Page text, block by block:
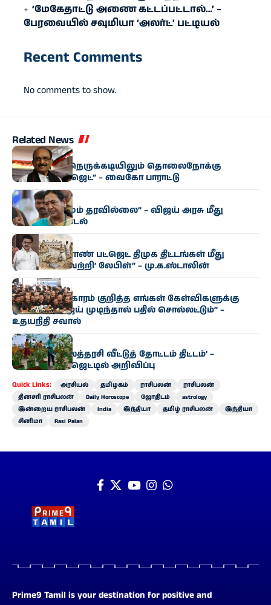
‘மேகேதாட்டு அணை கட்டப்பட்டால்…’ –
பேரவையில் சவுமியா ‘அலர்ட்’ பட்டியல்
Recent Comments
No comments to show.
Related News
அரசியல்
“மிகுந்த நிதி நெருக்கடியிலும் தொலைநோக்கு
வேளாண் பட்ஜெட்” – வைகோ பாராட்டு
அரசியல்
“எந்த மாற்றமும் தரவில்லை” – விஜய் அரசு மீது
பிரேமலதா சாடல்
அரசியல்
“தமிழக வேளாண் பட்ஜெட் திமுக திட்டங்கள் மீது
ஒட்டப்பட்ட ‘வெற்றி’ லேபிள்” – மு.க.ஸ்டாலின்
அரசியல்
“காவிரி விவகாரம் குறித்த எங்கள் கேள்விகளுக்கு
முதல்வர் விஜய் முடிந்தால் பதில் சொல்லட்டும்” –
உதயநிதி சவால்
அரசியல்
‘வெற்றி இல்லத்தரசி வீட்டுத் தோட்டம் திட்டம்’ –
வேளாண் பட்ஜெட்டில் அறிவிப்பு
Quick Links: அரசியல் தமிழகம் ராசிபலன்
ராசிபலன்
தினசரி ராசிபலன்
Daily Horoscope ஜோதிடம்
astrology
இன்றைய ராசிபலன்
India இந்தியா தமிழ் ராசிபலன்
இந்தியா
சினிமா
Rasi Palan
Prime9 Tamil is your destination for positive and